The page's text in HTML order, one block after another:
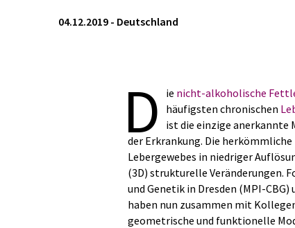
04.12.2019 - Deutschland
D ie nicht-alkoholische
häufigsten chronischen
ist die einzige anerkannte
der Erkrankung. Die
Lebergewebes in niedriger
(3D) strukturelle Veränderungen.
und Genetik in Dresden (MPI-
haben nun zusammen mit
geometrische und funktionelle